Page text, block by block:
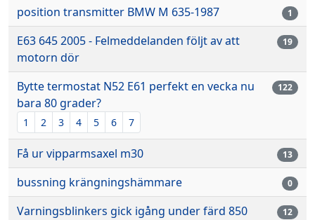
position transmitter BMW M 635-1987 1
E63 645 2005 - Felmeddelanden följt av att
motorn dör
19
Bytte termostat N52 E61 perfekt en vecka nu
bara 80 grader?
1 2 3 4 5 6 7
122
Få ur vipparmsaxel m30 13
bussning krängningshämmare 0
Varningsblinkers gick igång under färd 850 12